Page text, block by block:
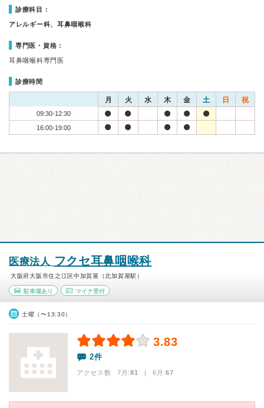
診療科目：
アレルギー科、耳鼻咽喉科
専門医・資格：
耳鼻咽喉科専門医
診療時間
月 火 水 木 金 土 日 祝
09:30-12:30
16:00-19:00
医療法人 フクセ耳鼻咽喉科
大阪府大阪市住之江区中加賀屋（北加賀屋駅）
駐車場あり マイナ受付
土曜（〜13:30）
3.83
2件
アクセス数 7月:81 | 6月:67